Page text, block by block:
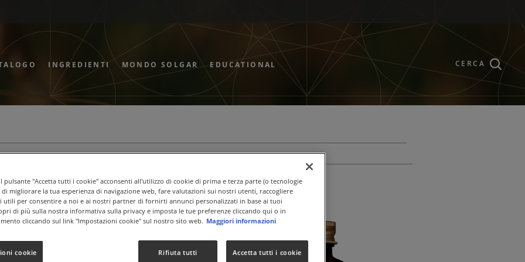
INGREDIENTI MONDO SOLGAR EDUCATIONAL CERCA
pulsante "Accetta tutti i cookie" acconsenti all'utilizzo di cookie di prima e terza parte (o tecnologie
di migliorare la tua esperienza di navigazione web, fare valutazioni sui nostri utenti, raccogliere
utili per consentire a noi e ai nostri partner di fornirti annunci personalizzati in base ai tuoi
di più sulla nostra informativa sulla privacy e imposta le tue preferenze cliccando qui o in
cliccando sul link "Impostazioni cookie" sul nostro sito web. Maggiori informazioni
cookie Rifiuta tutti Accetta tutti i cookie